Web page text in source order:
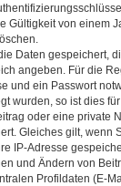
Gültigkeit von einem
Daten gespeichert,
angeben. Für die
und ein Passwort
wurden, so ist dies
oder eine private
Gleiches gilt, wenn
IP-Adresse
und Ändern von
Profildaten (E-